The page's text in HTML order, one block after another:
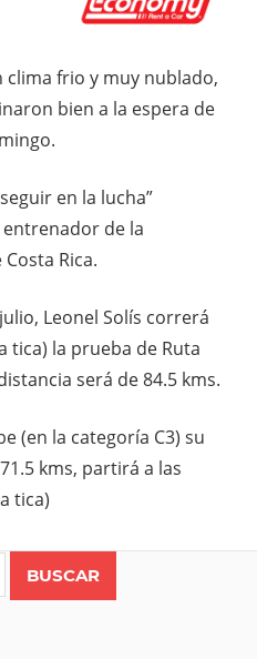
clima frio y muy nublado,
bien a la espera de
en la lucha”
de la
Rica.
Leonel Solís correrá
tica) la prueba de Ruta
será de 84.5 kms.
(en la categoría C3) su
kms, partirá a las
tica)